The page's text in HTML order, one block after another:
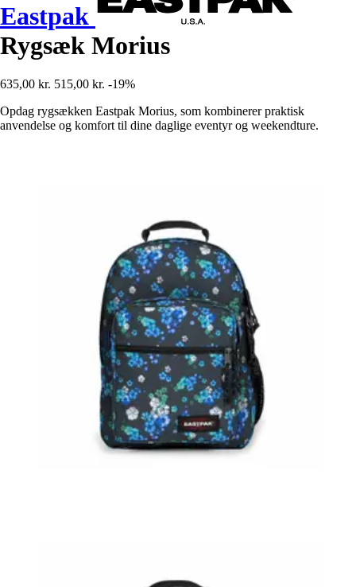
Eastpak
Rygsæk Morius
635,00 kr. 515,00 kr. -19%
Opdag rygsækken Eastpak Morius, som kombinerer praktisk
anvendelse og komfort til dine daglige eventyr og weekendture.